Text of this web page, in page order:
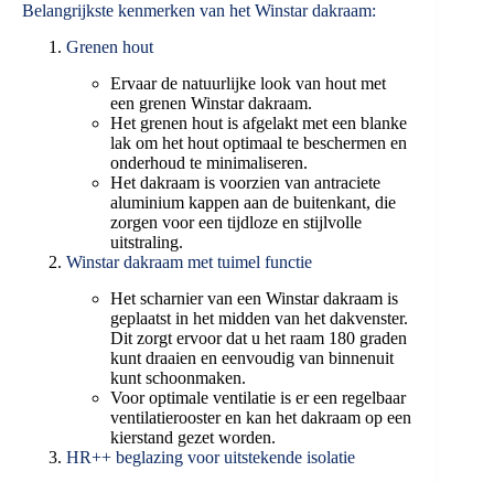
Belangrijkste kenmerken van het Winstar dakraam:
Grenen hout
Ervaar de natuurlijke look van hout met
een grenen Winstar dakraam.
Het grenen hout is afgelakt met een blanke
lak om het hout optimaal te beschermen en
onderhoud te minimaliseren.
Het dakraam is voorzien van antraciete
aluminium kappen aan de buitenkant, die
zorgen voor een tijdloze en stijlvolle
uitstraling.
Winstar dakraam met tuimel functie
Het scharnier van een Winstar dakraam is
geplaatst in het midden van het dakvenster.
Dit zorgt ervoor dat u het raam 180 graden
kunt draaien en eenvoudig van binnenuit
kunt schoonmaken.
Voor optimale ventilatie is er een regelbaar
ventilatierooster en kan het dakraam op een
kierstand gezet worden.
HR++ beglazing voor uitstekende isolatie